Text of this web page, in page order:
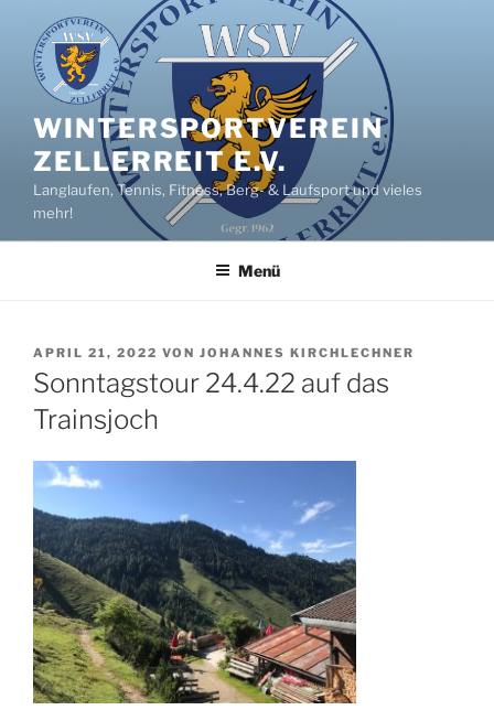
Inhalt
springen
WINTERSPORTVEREIN
ZELLERREIT E.V.
Langlaufen, Tennis, Fitness, Berg- & Laufsport und vieles
mehr!
Menü
VERÖFFENTLICHT
AM
APRIL 21, 2022 VON JOHANNES KIRCHLECHNER
Sonntagstour 24.4.22 auf das
Trainsjoch